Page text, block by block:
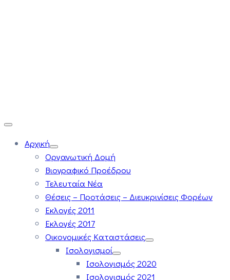
Αρχική
Οργανωτική Δομή
Βιογραφικό Προέδρου
Τελευταία Νέα
Θέσεις – Προτάσεις – Διευκρινίσεις Φορέων
Εκλογές 2011
Εκλογές 2017
Οικονομικές Καταστάσεις
Ισολογισμοί
Ισολογισμός 2020
Ισολογισμός 2021